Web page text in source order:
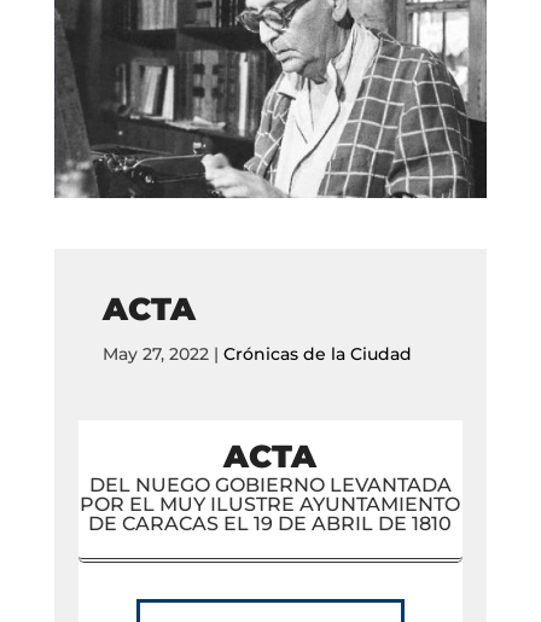
ACTA
May 27, 2022| Crónicas de la Ciudad
ACTA
DEL NUEGO GOBIERNO LEVANTADA
POR EL MUY ILUSTRE AYUNTAMIENTO
DE CARACAS EL 19 DE ABRIL DE 1810